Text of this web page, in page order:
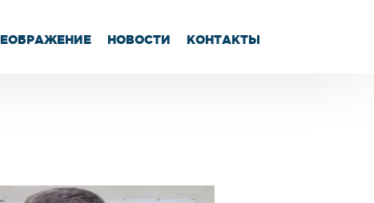
НОВОСТИ КОНТАКТЫ